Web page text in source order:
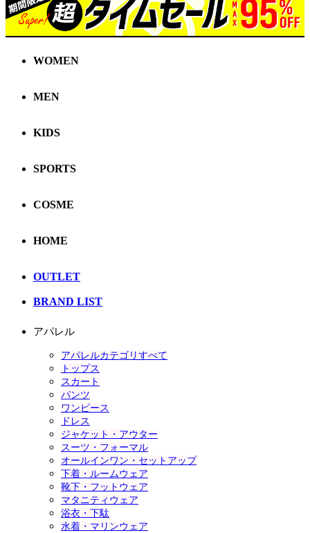
WOMEN
MEN
KIDS
SPORTS
COSME
HOME
OUTLET
BRAND LIST
アパレル
アパレルカテゴリすべて
トップス
スカート
パンツ
ワンピース
ドレス
ジャケット・アウター
スーツ・フォーマル
オールインワン・セットアップ
下着・ルームウェア
靴下・フットウェア
マタニティウェア
浴衣・下駄
水着・マリンウェア